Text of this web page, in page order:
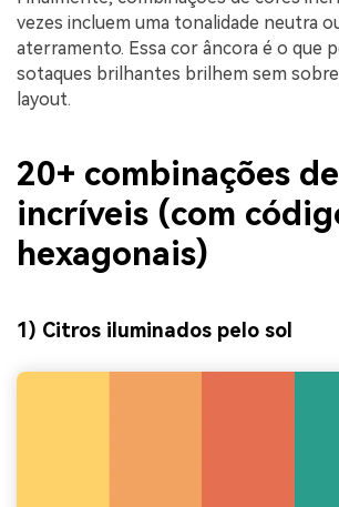
vezes incluem uma tonalidade neutra
aterramento. Essa cor âncora é o que
sotaques brilhantes brilhem sem
layout.
20+ combinações
incríveis (com
hexagonais)
1) Citros iluminados pelo sol